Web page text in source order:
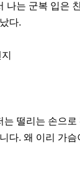
나는 군복 입은
다.
는 떨리는 손으
다. 왜 이리 가